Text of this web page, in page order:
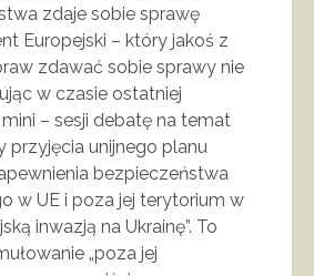
zdaje sobie sprawę
Europejski – który jakoś z
zdawać sobie sprawy nie
w czasie ostatniej
– sesji debatę na temat
przyjęcia unijnego planu
bezpieczeństwa
w UE i poza jej terytorium w
inwazją na Ukrainę”. To
„poza jej